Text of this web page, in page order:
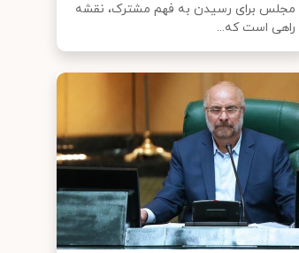
مجلس برای رسیدن به فهم مشترک، نقشه
راهی است که...